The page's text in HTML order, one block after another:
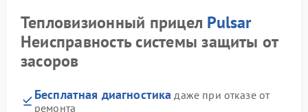
Тепловизионный прицел Pulsar
Неисправность системы защиты от
засоров
Бесплатная диагностика даже при отказе от
ремонта